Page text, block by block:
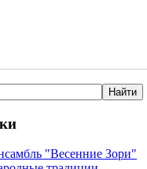
"Весенние Зори"